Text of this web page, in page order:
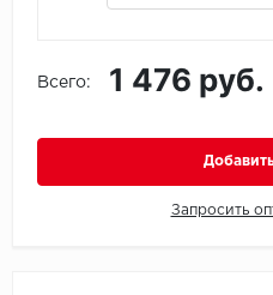
Всего: 1 476 руб.
Запросить